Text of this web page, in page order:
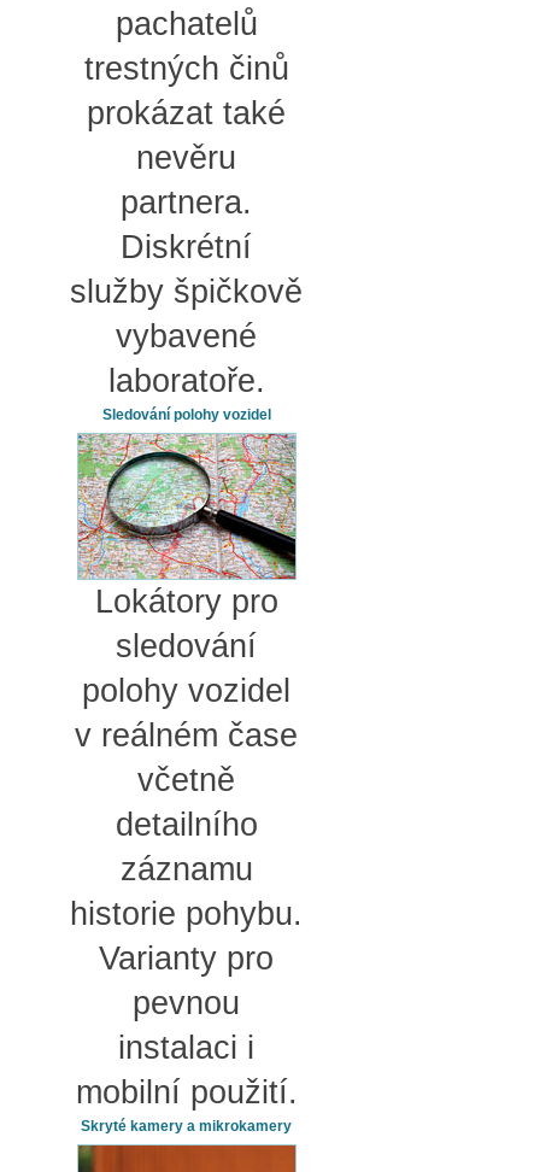
pachatelů
trestných činů
prokázat také
nevěru
partnera.
Diskrétní
služby špičkově
vybavené
laboratoře.
Sledování polohy vozidel
Lokátory pro
sledování
polohy vozidel
v reálném čase
včetně
detailního
záznamu
historie pohybu.
Varianty pro
pevnou
instalaci i
mobilní použití.
Skryté kamery a mikrokamery